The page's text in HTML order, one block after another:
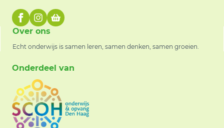
Over ons
Echt onderwijs is samen leren, samen denken, samen groeien.
Onderdeel van